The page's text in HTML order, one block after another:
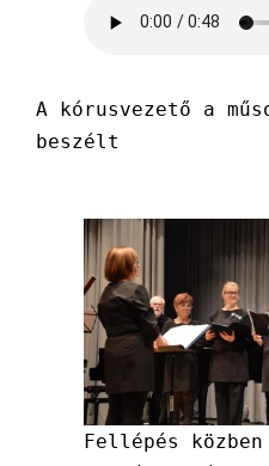
A kórusvezető a
beszélt
Fellépés